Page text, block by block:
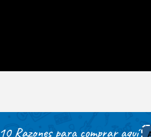
10 Razones para comprar aquí